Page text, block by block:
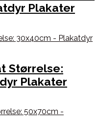
Plakater
Størrelse:
Plakater